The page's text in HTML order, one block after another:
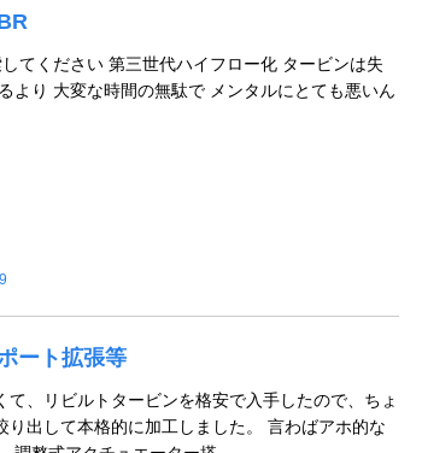
てください 第三世代ハイフロー化 タービンは失
より 大変な時間の無駄で メンタルにとても悪いん
ート拡張等
て、リビルトタービンを格安で入手したので、ちょ
り出して本格的に加工しました。 言わばアホ的な